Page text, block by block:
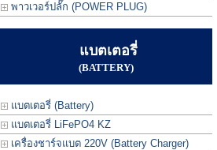
พาวเวอร์ปลั๊ก (POWER PLUG)
แบตเตอรี่
(BATTERY)
แบตเตอรี่ (Battery)
แบตเตอรี่ LiFePO4 KZ
เครื่องชาร์จแบต 220V (Battery Charger)